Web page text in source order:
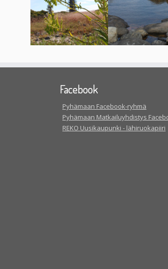
Facebook
Pyhämaan Facebook-ryhmä
Pyhämaan Matkailuyhdistys
REKO Uusikaupunki - lähiruokapiiri